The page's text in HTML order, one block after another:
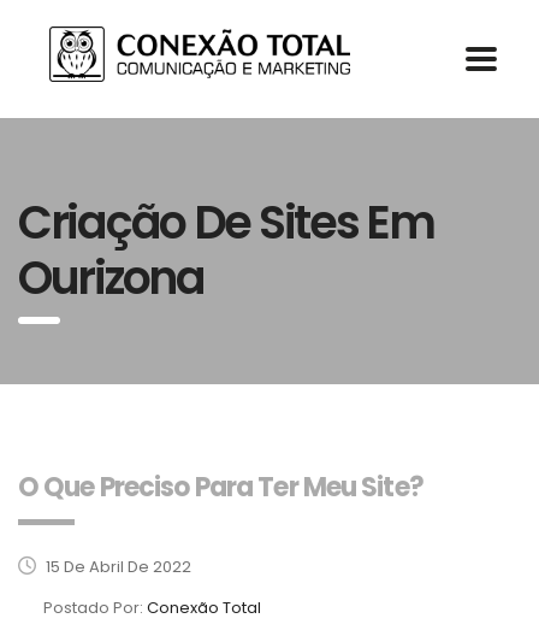
Criação De Sites Em
Ourizona
O Que Preciso Para Ter Meu Site?
15 De Abril De 2022
Postado Por: Conexão Total